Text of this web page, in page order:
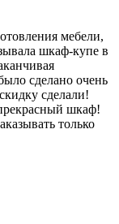
мебели,
шкаф-купе в
сделано очень
сделали!
шкаф!
только